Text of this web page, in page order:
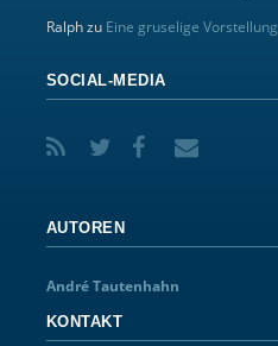
Ralphzu Eine gruselige Vorstellung
SOCIAL-MEDIA
AUTOREN
André Tautenhahn
KONTAKT